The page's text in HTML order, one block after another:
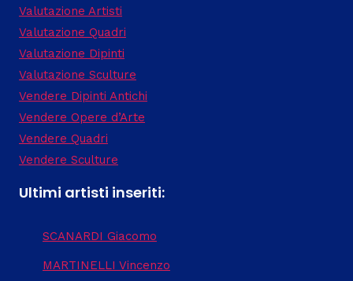
Valutazione Artisti
Valutazione Quadri
Valutazione Dipinti
Valutazione Sculture
Vendere Dipinti Antichi
Vendere Opere d’Arte
Vendere Quadri
Vendere Sculture
Ultimi artisti inseriti:
SCANARDI Giacomo
MARTINELLI Vincenzo